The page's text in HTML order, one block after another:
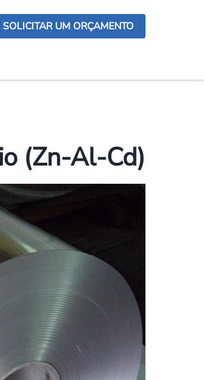
SOLICITAR UM ORÇAMENTO
(Zn-Al-Cd)